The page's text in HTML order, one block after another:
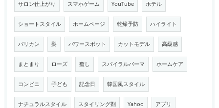
サロン仕上がり スマホゲーム YouTube ホテル
ショートスタイル ホームページ 乾燥予防 ハイライト
バリカン 梨 パワースポット カットモデル 高級感
まとまり ローズ 癒し スパイラルパーマ ホームケア
コンビニ 子ども 記念日 韓国風スタイル
ナチュラルスタイル スタイリング剤 Yahoo アプリ